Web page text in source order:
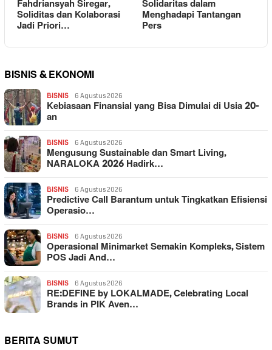
Fahdriansyah Siregar,
Soliditas dan Kolaborasi
Jadi Priori…
Solidaritas dalam
Menghadapi Tantangan
Pers
BISNIS & EKONOMI
BISNIS 6 Agustus 2026
Kebiasaan Finansial yang Bisa Dimulai di Usia 20-
an
BISNIS 6 Agustus 2026
Mengusung Sustainable dan Smart Living,
NARALOKA 2026 Hadirk…
BISNIS 6 Agustus 2026
Predictive Call Barantum untuk Tingkatkan Efisiensi
Operasio…
BISNIS 6 Agustus 2026
Operasional Minimarket Semakin Kompleks, Sistem
POS Jadi And…
BISNIS 6 Agustus 2026
RE:DEFINE by LOKALMADE, Celebrating Local
Brands in PIK Aven…
BERITA SUMUT